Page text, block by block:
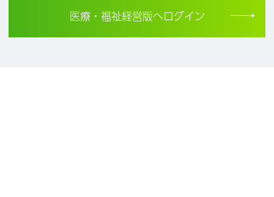
医療・福祉経営版へログイン